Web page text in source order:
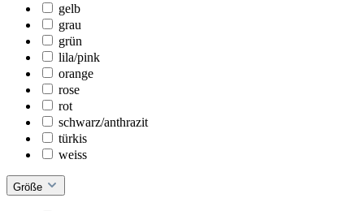
gelb
grau
grün
lila/pink
orange
rose
rot
schwarz/anthrazit
türkis
weiss
Größe